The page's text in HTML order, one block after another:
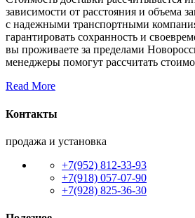
зависимости от расстояния и объема
с надежными транспортными
гарантировать сохранность и
вы проживаете за пределами
менеджеры помогут рассчитать
Read More
Контакты
продажа и установка
+7(952) 812-33-93
+7(918) 057-07-90
+7(928) 825-36-30